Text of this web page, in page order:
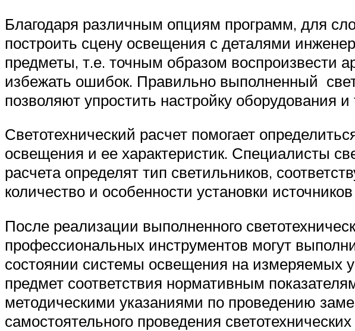
Благодаря различным опциям программ, для
построить сцену освещения с деталями
предметы, т.е. точным образом воспроизвести
избежать ошибок. Правильно выполненный
позволяют упростить настройку оборудования
Светотехнический расчет помогает
освещения и ее характеристик. Специалисты
расчета определят тип светильников,
количество и особенности установки
После реализации выполненного
профессиональных инструментов могут
состоянии системы освещения на измеряемых
предмет соответствия нормативным
методическими указаниями по проведению
самостоятельного проведения